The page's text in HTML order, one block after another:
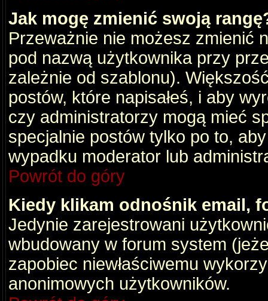
Jak mogę zmienić swoją
Przeważnie nie możesz zmienić
pod nazwą użytkownika przy
zależnie od szablonu).
postów, które napisałeś, i aby
czy administratorzy mogą mieć
specjalnie postów tylko po to,
wypadku moderator lub
Powrót do góry
Kiedy klikam odnośnik email,
Jedynie zarejestrowani
wbudowany w forum system
zapobiec niewłaściwemu
anonimowych użytkowników.